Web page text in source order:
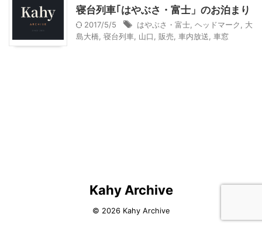
寝台列車｢はやぶさ・富士」のお泊まり
2017/5/5 はやぶさ・富士 ヘッドマーク
大
島大橋 寝台列車 山口 販売 車内放送 車窓
Kahy Archive
© 2026 Kahy Archive